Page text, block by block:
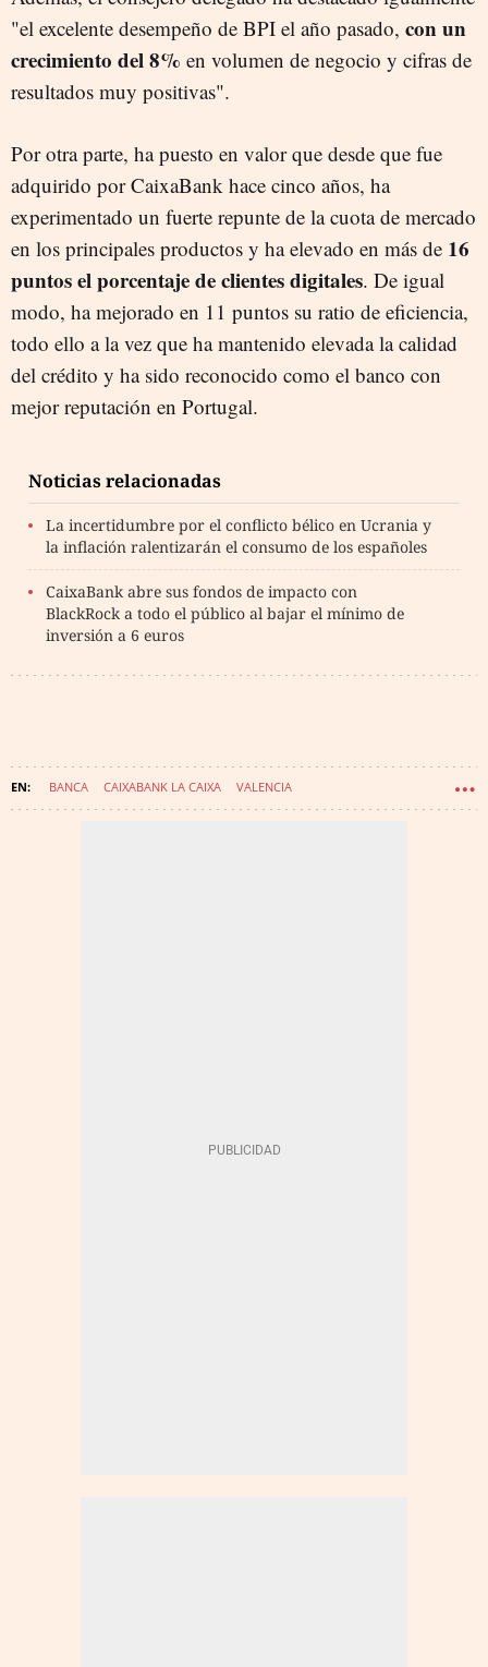
"el excelente desempeño de BPI el año pasado, con un
crecimiento del 8% en volumen de negocio y cifras de
resultados muy positivas".
Por otra parte, ha puesto en valor que desde que fue
adquirido por CaixaBank hace cinco años, ha
experimentado un fuerte repunte de la cuota de mercado
en los principales productos y ha elevado en más de 16
puntos el porcentaje de clientes digitales. De igual
modo, ha mejorado en 11 puntos su ratio de eficiencia,
todo ello a la vez que ha mantenido elevada la calidad
del crédito y ha sido reconocido como el banco con
mejor reputación en Portugal.
Noticias relacionadas
La incertidumbre por el conflicto bélico en Ucrania y
la inflación ralentizarán el consumo de los españoles
CaixaBank abre sus fondos de impacto con
BlackRock a todo el público al bajar el mínimo de
inversión a 6 euros
BANCA CAIXABANK LA CAIXA VALENCIA